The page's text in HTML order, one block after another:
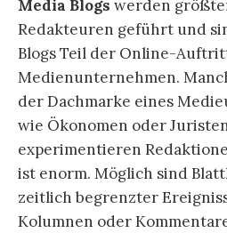
Media Blogs werden
Redakteuren geführt und
Blogs Teil der Online-
Medienunternehmen.
der Dachmarke eines
wie Ökonomen oder
experimentieren
ist enorm. Möglich sind
zeitlich begrenzter
Kolumnen oder